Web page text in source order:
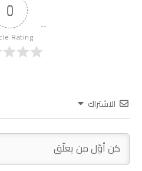
0
Rating
الاشتراك